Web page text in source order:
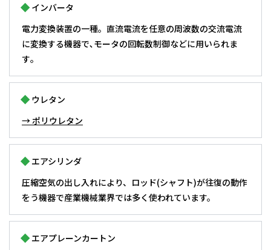
インバータ
電力変換装置の一種。直流電流を任意の周波数の交流電流
に変換する機器で､モータの回転数制御などに用いられま
す｡
ウレタン
→ ポリウレタン
エアシリンダ
圧縮空気の出し入れにより、ロッド(シャフト)が往復の動作
をう機器で産業機械業界では多く使われています。
エアプレーンカートン